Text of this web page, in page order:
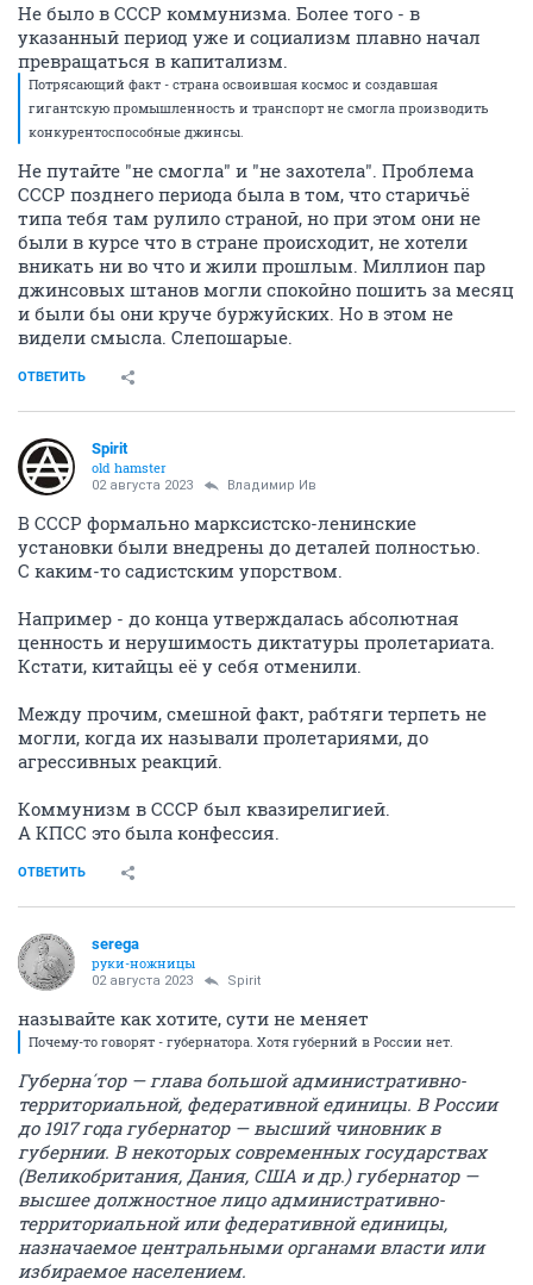
Не было в СССР коммунизма. Более того - в
указанный период уже и социализм плавно начал
превращаться в капитализм.
Потрясающий факт - страна освоившая космос и создавшая
гигантскую промышленность и транспорт не смогла производить
конкурентоспособные джинсы.
Не путайте "не смогла" и "не захотела". Проблема
СССР позднего периода была в том, что старичьё
типа тебя там рулило страной, но при этом они не
были в курсе что в стране происходит, не хотели
вникать ни во что и жили прошлым. Миллион пар
джинсовых штанов могли спокойно пошить за месяц
и были бы они круче буржуйских. Но в этом не
видели смысла. Слепошарые.
ОТВЕТИТЬ
Spirit
old hamster
02 августа 2023 Владимир Ив
В СССР формально марксистско-ленинские
установки были внедрены до деталей полностью.
С каким-то садистским упорством.
Например - до конца утверждалась абсолютная
ценность и нерушимость диктатуры пролетариата.
Кстати, китайцы её у себя отменили.
Между прочим, смешной факт, рабтяги терпеть не
могли, когда их называли пролетариями, до
агрессивных реакций.
Коммунизм в СССР был квазирелигией.
А КПСС это была конфессия.
ОТВЕТИТЬ
serega
руки-ножницы
02 августа 2023 Spirit
называйте как хотите, сути не меняет
Почему-то говорят - губернатора. Хотя губерний в России нет.
Губерна́тор — глава большой административно-
территориальной, федеративной единицы. В России
до 1917 года губернатор — высший чиновник в
губернии. В некоторых современных государствах
(Великобритания, Дания, США и др.) губернатор —
высшее должностное лицо административно-
территориальной или федеративной единицы,
назначаемое центральными органами власти или
избираемое населением.